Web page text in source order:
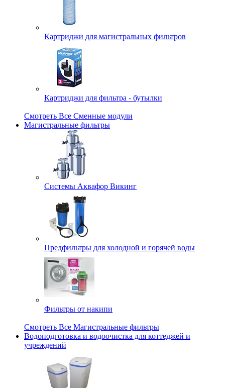
Картриджи для магистральных фильтров
Картриджи для фильтра - бутылки
Смотреть Все Сменные модули
Магистральные фильтры
Системы Аквафор Викинг
Предфильтры для холодной и горячей воды
Фильтры от накипи
Смотреть Все Магистральные фильтры
Водоподготовка и водоочистка для коттеджей и
учреждений